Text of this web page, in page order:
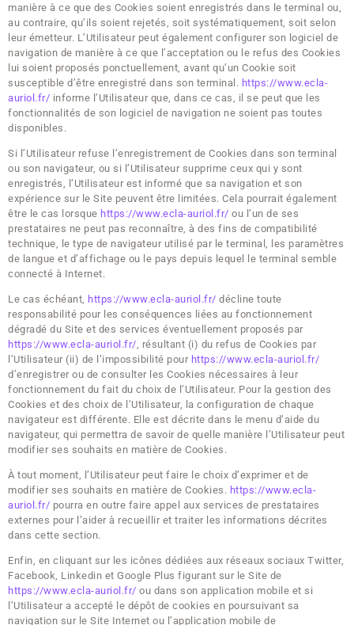
manière à ce que des Cookies soient enregistrés dans le terminal ou,
au contraire, qu’ils soient rejetés, soit systématiquement, soit selon
leur émetteur. L’Utilisateur peut également configurer son logiciel de
navigation de manière à ce que l’acceptation ou le refus des Cookies
lui soient proposés ponctuellement, avant qu’un Cookie soit
susceptible d’être enregistré dans son terminal. https://www.ecla-
auriol.fr/ informe l’Utilisateur que, dans ce cas, il se peut que les
fonctionnalités de son logiciel de navigation ne soient pas toutes
disponibles.
Si l’Utilisateur refuse l’enregistrement de Cookies dans son terminal
ou son navigateur, ou si l’Utilisateur supprime ceux qui y sont
enregistrés, l’Utilisateur est informé que sa navigation et son
expérience sur le Site peuvent être limitées. Cela pourrait également
être le cas lorsque https://www.ecla-auriol.fr/ ou l’un de ses
prestataires ne peut pas reconnaître, à des fins de compatibilité
technique, le type de navigateur utilisé par le terminal, les paramètres
de langue et d’affichage ou le pays depuis lequel le terminal semble
connecté à Internet.
Le cas échéant, https://www.ecla-auriol.fr/ décline toute
responsabilité pour les conséquences liées au fonctionnement
dégradé du Site et des services éventuellement proposés par
https://www.ecla-auriol.fr/ , résultant (i) du refus de Cookies par
l’Utilisateur (ii) de l’impossibilité pour https://www.ecla-auriol.fr/
d’enregistrer ou de consulter les Cookies nécessaires à leur
fonctionnement du fait du choix de l’Utilisateur. Pour la gestion des
Cookies et des choix de l’Utilisateur, la configuration de chaque
navigateur est différente. Elle est décrite dans le menu d’aide du
navigateur, qui permettra de savoir de quelle manière l’Utilisateur peut
modifier ses souhaits en matière de Cookies.
À tout moment, l’Utilisateur peut faire le choix d’exprimer et de
modifier ses souhaits en matière de Cookies. https://www.ecla-
auriol.fr/ pourra en outre faire appel aux services de prestataires
externes pour l’aider à recueillir et traiter les informations décrites
dans cette section.
Enfin, en cliquant sur les icônes dédiées aux réseaux sociaux Twitter,
Facebook, Linkedin et Google Plus figurant sur le Site de
https://www.ecla-auriol.fr/ ou dans son application mobile et si
l’Utilisateur a accepté le dépôt de cookies en poursuivant sa
navigation sur le Site Internet ou l’application mobile de